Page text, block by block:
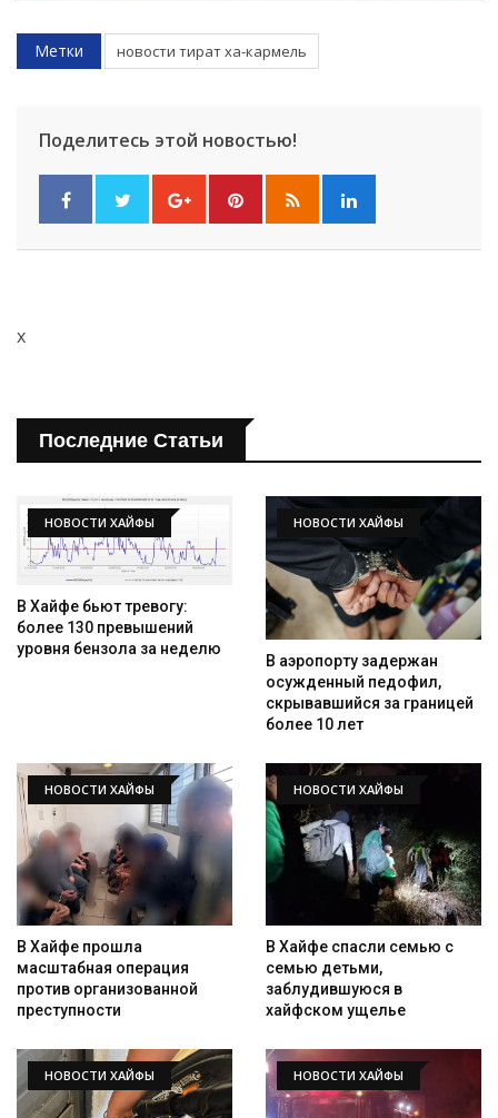
Искать
Метки новости тират ха-кармель
Поделитесь этой новостью!
x
Последние Статьи
НОВОСТИ ХАЙФЫ
В Хайфе бьют тревогу:
более 130 превышений
уровня бензола за неделю
НОВОСТИ ХАЙФЫ
В аэропорту задержан
осужденный педофил,
скрывавшийся за границей
более 10 лет
НОВОСТИ ХАЙФЫ
В Хайфе прошла
масштабная операция
против организованной
преступности
НОВОСТИ ХАЙФЫ
В Хайфе спасли семью с
семью детьми,
заблудившуюся в
хайфском ущелье
НОВОСТИ ХАЙФЫ НОВОСТИ ХАЙФЫ